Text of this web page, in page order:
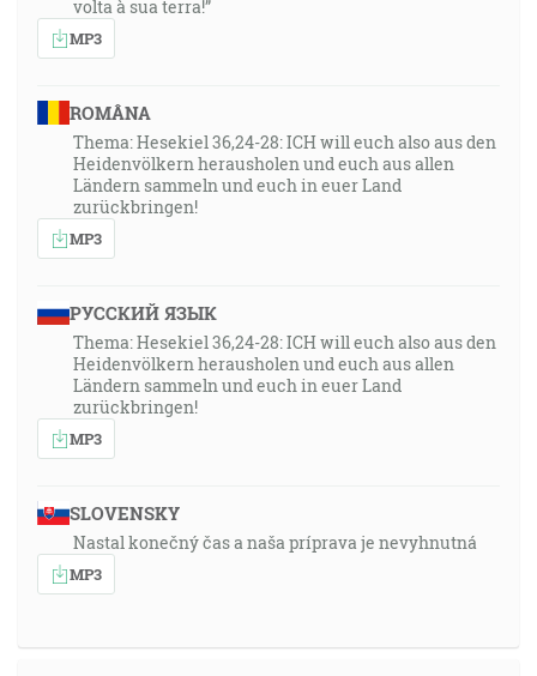
volta à sua terra!”
MP3
ROMÂNA
Thema: Hesekiel 36,24-28: ICH will euch also aus den
Heidenvölkern herausholen und euch aus allen
Ländern sammeln und euch in euer Land
zurückbringen!
MP3
РУССКИЙ ЯЗЫК
Thema: Hesekiel 36,24-28: ICH will euch also aus den
Heidenvölkern herausholen und euch aus allen
Ländern sammeln und euch in euer Land
zurückbringen!
MP3
SLOVENSKY
Nastal konečný čas a naša príprava je nevyhnutná
MP3